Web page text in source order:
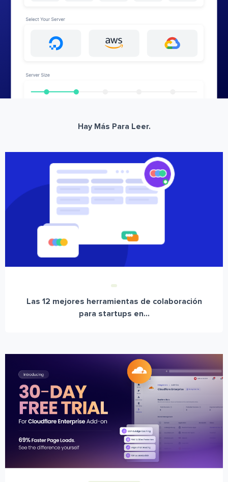
Hay Más Para Leer.
Las 12 mejores herramientas de colaboración
para startups en...